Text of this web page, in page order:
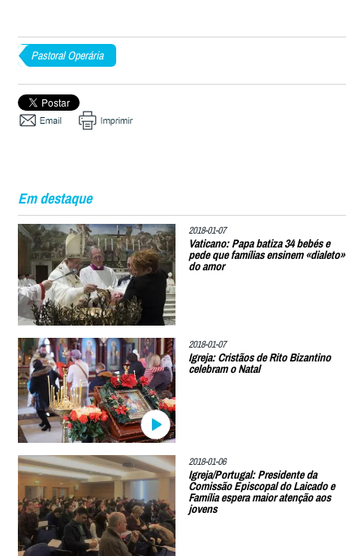
Pastoral Operária
Em destaque
2018-01-07
Vaticano: Papa batiza 34 bebés e
pede que famílias ensinem «dialeto»
do amor
2018-01-07
Igreja: Cristãos de Rito Bizantino
celebram o Natal
2018-01-06
Igreja/Portugal: Presidente da
Comissão Episcopal do Laicado e
Família espera maior atenção aos
jovens